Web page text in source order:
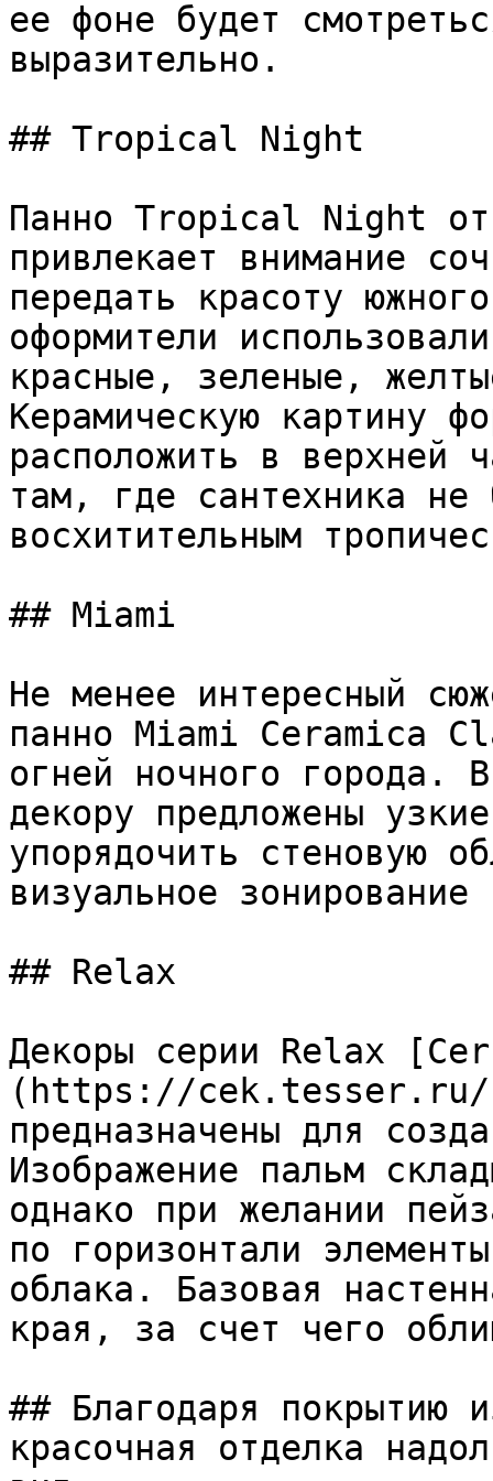
ее фоне будет
выразительно.
## Tropical Night
Панно Tropical Night
привлекает внимание
передать красоту
оформители
красные, зеленые,
Керамическую картину
расположить в верхней
там, где сантехника не
восхитительным
## Miami
Не менее интересный
панно Miami Ceramica
огней ночного города.
декору предложены
упорядочить стеновую
визуальное
## Relax
Декоры серии Relax
(https://
предназначены для
Изображение пальм
однако при желании
по горизонтали
облака. Базовая
края, за счет чего
## Благодаря покрытию
красочная отделка